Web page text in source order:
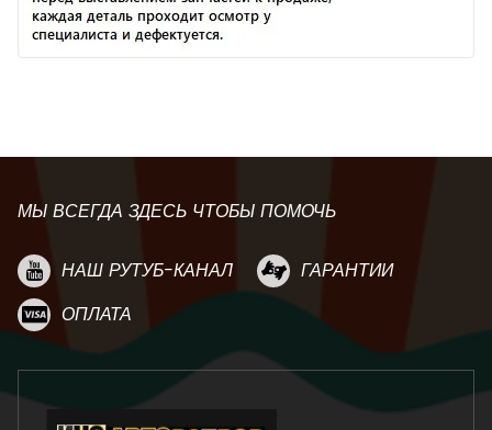
МЫ ВСЕГДА ЗДЕСЬ ЧТОБЫ ПОМОЧЬ
НАШ РУТУБ-КАНАЛ
ГАРАНТИИ
ОПЛАТА